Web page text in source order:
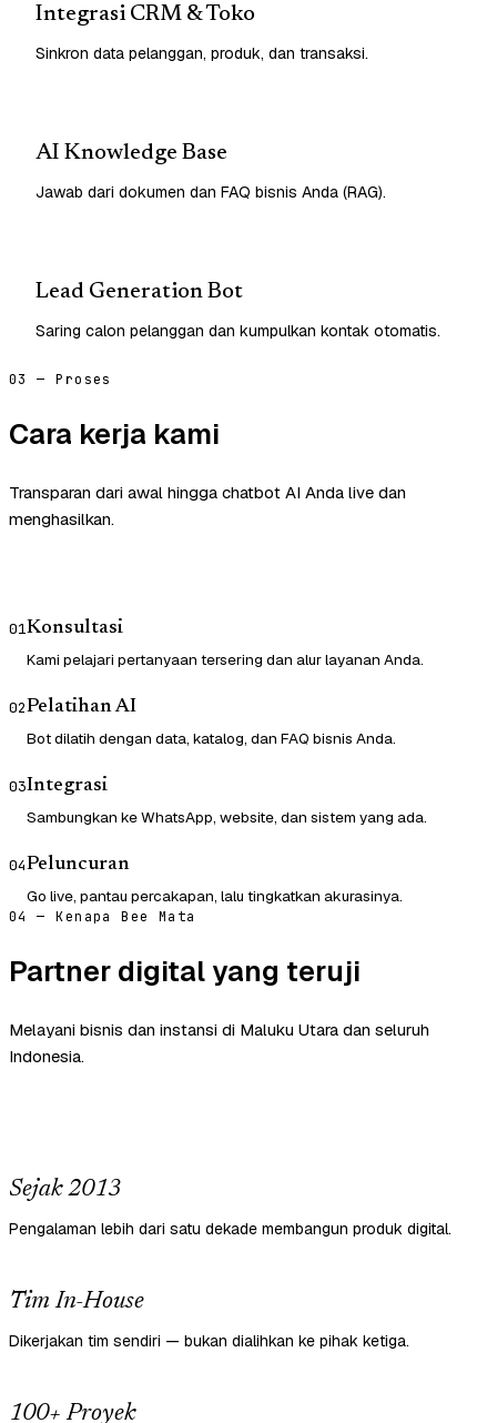
Integrasi CRM & Toko
Sinkron data pelanggan, produk, dan transaksi.
AI Knowledge Base
Jawab dari dokumen dan FAQ bisnis Anda (RAG).
Lead Generation Bot
Saring calon pelanggan dan kumpulkan kontak otomatis.
03 — Proses
Cara kerja kami
Transparan dari awal hingga chatbot AI Anda live dan
menghasilkan.
01Konsultasi
Kami pelajari pertanyaan tersering dan alur layanan Anda.
02Pelatihan AI
Bot dilatih dengan data, katalog, dan FAQ bisnis Anda.
03Integrasi
Sambungkan ke WhatsApp, website, dan sistem yang ada.
04Peluncuran
Go live, pantau percakapan, lalu tingkatkan akurasinya.
04 — Kenapa Bee Mata
Partner digital yang teruji
Melayani bisnis dan instansi di Maluku Utara dan seluruh
Indonesia.
Sejak 2013
Pengalaman lebih dari satu dekade membangun produk digital.
Tim In-House
Dikerjakan tim sendiri — bukan dialihkan ke pihak ketiga.
100+ Proyek